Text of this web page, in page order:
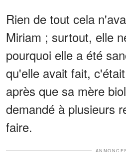
Rien de tout cela
Miriam ; surtout, elle
pourquoi elle a été
qu'elle avait fait,
après que sa mère
demandé à plusieurs
faire.